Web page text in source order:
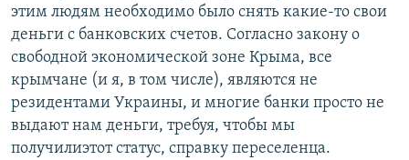
этим людям необходимо было снять какие-то свои
деньги с банковских счетов. Согласно закону о
свободной экономической зоне Крыма, все
крымчане (и я, в том числе), являются не
резидентами Украины, и многие банки просто не
выдают нам деньги, требуя, чтобы мы
получилиэтот статус, справку переселенца.